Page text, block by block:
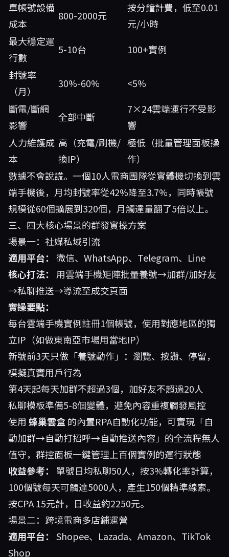
單帳號設備
成本
800-2000元
按分鐘計費，低至0.01
元/小時
最大穩定運
行數
5-10台
100+實例
封號率
（月）
30%-60%
<5%
斷電/斷網
影響
全部中斷
7×24雲端運行不受影
響
人力維護成
本
高（充電/刷機/
換IP）
極低（批量管理面板操
作）
數據不會說謊。一個10人電商團隊從實體機切換到雲
端手機後，月均封號率從42%降至3.7%，同時帳號
規模從60個擴展到320個，月觸達量翻了5倍以上。
三、四大核心場景的群發實操方案
場景一：社媒私域引流
適用平台： 微信、WhatsApp、Telegram、Line
核心打法：
用雲端手機矩陣批量養號→加群/加好友
→私聊推送→導流至成交頁面
實操要點：
每台雲端手機實例註冊1個帳號，使用對應地區的獨
立IP（如做東南亞市場用當地IP）
新號前3天只做「養號動作」：瀏覽、按讚、停留，
模擬真實用戶行為
第4天起每天加群不超過3個，加好友不超過20人
私聊模板準備5-8個變體，避免內容重複觸發風控
使用 蜂巢雲盒的內置RPA自動化功能，可實現「自
動加群→自動打招呼→自動推送內容」的全流程無人
值守，群控面板一鍵管理上百個實例的運行狀態
收益參考：
單號日均私聊50人，按3%轉化率計算，
100個號每天可觸達5000人，產生150個精準線索。
按CPA 15元計，日收益約2250元。
場景二：跨境電商多店鋪運營
適用平台： Shopee、Lazada、Amazon、TikTok
Shop